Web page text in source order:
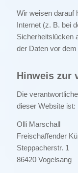
Wir weisen darauf
Internet (z. B. bei
Sicherheitslücken
der Daten vor
Hinweis zur
Die
dieser Website ist:
Olli Marschall
Freischaffender
Steppacherstr. 1
86420 Vogelsang